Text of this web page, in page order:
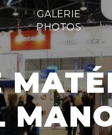
GALERIE
PHOTOS